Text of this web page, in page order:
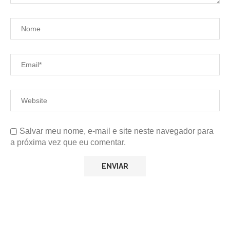
Salvar meu nome, e-mail e site neste navegador para
a próxima vez que eu comentar.